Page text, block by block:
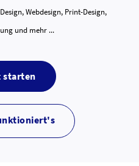
Webdesign, Print-Design,
und mehr ...
starten